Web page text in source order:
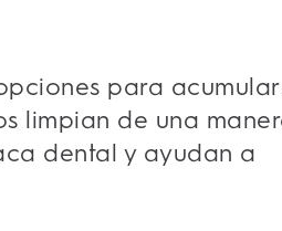
para
limpian de una
dental y ayudan a